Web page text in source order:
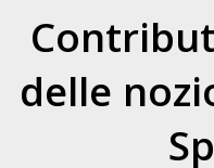
delle